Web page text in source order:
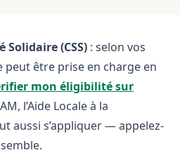
(CSS) : selon vos
être prise en charge en
mon éligibilité sur
l’Aide Locale à la
aussi s’appliquer — appelez-